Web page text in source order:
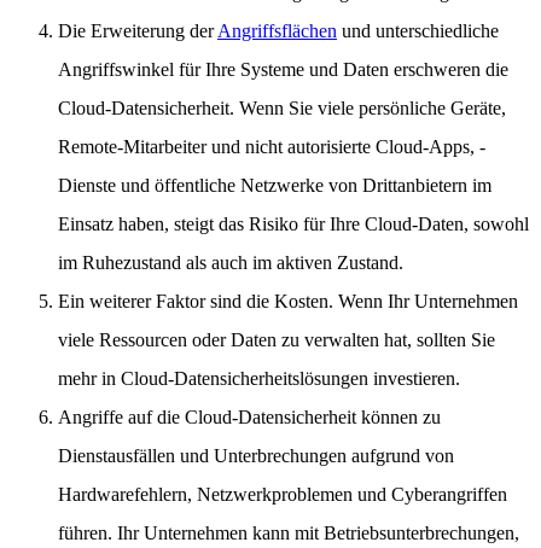
Die Erweiterung derAngriffsflächen und unterschiedliche
Angriffswinkel für Ihre Systeme und Daten erschweren die
Cloud-Datensicherheit. Wenn Sie viele persönliche Geräte,
Remote-Mitarbeiter und nicht autorisierte Cloud-Apps, -
Dienste und öffentliche Netzwerke von Drittanbietern im
Einsatz haben, steigt das Risiko für Ihre Cloud-Daten, sowohl
im Ruhezustand als auch im aktiven Zustand.
Ein weiterer Faktor sind die Kosten. Wenn Ihr Unternehmen
viele Ressourcen oder Daten zu verwalten hat, sollten Sie
mehr in Cloud-Datensicherheitslösungen investieren.
Angriffe auf die Cloud-Datensicherheit können zu
Dienstausfällen und Unterbrechungen aufgrund von
Hardwarefehlern, Netzwerkproblemen und Cyberangriffen
führen. Ihr Unternehmen kann mit Betriebsunterbrechungen,